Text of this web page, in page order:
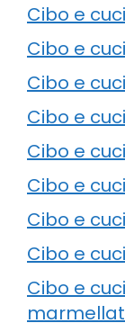
Cibo e
Cibo e
Cibo e
Cibo e
Cibo e
Cibo e
Cibo e
Cibo e
Cibo e